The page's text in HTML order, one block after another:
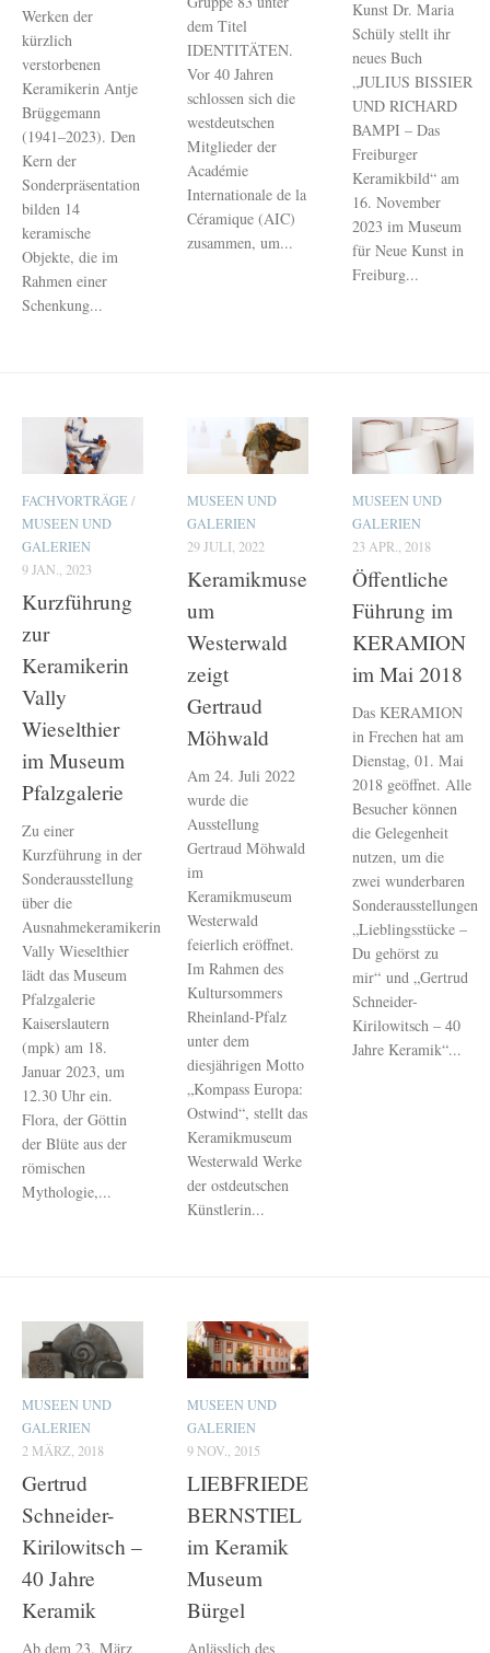
Werken der
kürzlich
verstorbenen
Keramikerin Antje
Brüggemann
(1941–2023). Den
Kern der
Sonderpräsentation
bilden 14
keramische
Objekte, die im
Rahmen einer
Schenkung...
dem Titel
IDENTITÄTEN.
Vor 40 Jahren
schlossen sich die
westdeutschen
Mitglieder der
Académie
Internationale de la
Céramique (AIC)
zusammen, um...
Kunst Dr. Maria
Schüly stellt ihr
neues Buch
„JULIUS BISSIER
UND RICHARD
BAMPI – Das
Freiburger
Keramikbild“ am
16. November
2023 im Museum
für Neue Kunst in
Freiburg...
FACHVORTRÄGE /
MUSEEN UND
GALERIEN
9 JAN., 2023
Kurzführung
zur
Keramikerin
Vally
Wieselthier
im Museum
Pfalzgalerie
Zu einer
Kurzführung in der
Sonderausstellung
über die
Ausnahmekeramikerin
Vally Wieselthier
lädt das Museum
Pfalzgalerie
Kaiserslautern
(mpk) am 18.
Januar 2023, um
12.30 Uhr ein.
Flora, der Göttin
der Blüte aus der
römischen
Mythologie,...
MUSEEN UND
GALERIEN
29 JULI, 2022
Keramikmuse
um
Westerwald
zeigt
Gertraud
Möhwald
Am 24. Juli 2022
wurde die
Ausstellung
Gertraud Möhwald
im
Keramikmuseum
Westerwald
feierlich eröffnet.
Im Rahmen des
Kultursommers
Rheinland-Pfalz
unter dem
diesjährigen Motto
„Kompass Europa:
Ostwind“, stellt das
Keramikmuseum
Westerwald Werke
der ostdeutschen
Künstlerin...
MUSEEN UND
GALERIEN
23 APR., 2018
Öffentliche
Führung im
KERAMION
im Mai 2018
Das KERAMION
in Frechen hat am
Dienstag, 01. Mai
2018 geöffnet. Alle
Besucher können
die Gelegenheit
nutzen, um die
zwei wunderbaren
Sonderausstellungen
„Lieblingsstücke –
Du gehörst zu
mir“ und „Gertrud
Schneider-
Kirilowitsch – 40
Jahre Keramik“...
MUSEEN UND
GALERIEN
2 MÄRZ, 2018
Gertrud
Schneider-
Kirilowitsch –
40 Jahre
Keramik
Ab dem 23. März
MUSEEN UND
GALERIEN
9 NOV., 2015
LIEBFRIEDE
BERNSTIEL
im Keramik
Museum
Bürgel
Anlässlich des